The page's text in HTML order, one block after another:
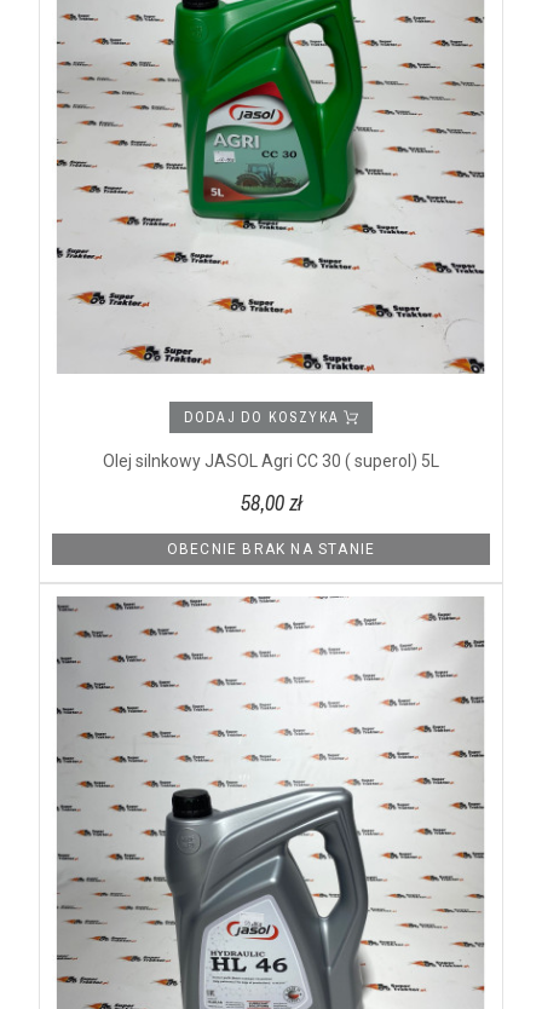
DODAJ DO KOSZYKA
Olej silnkowy JASOL Agri CC 30 ( superol) 5L
58,00 zł
OBECNIE BRAK NA STANIE